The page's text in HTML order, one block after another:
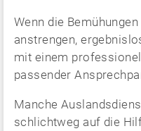
Wenn die
anstrengen,
mit einem
passender
Manche
schlichtweg auf die